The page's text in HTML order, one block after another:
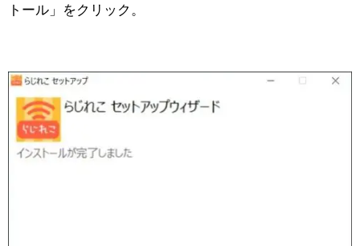
トール」をクリック。